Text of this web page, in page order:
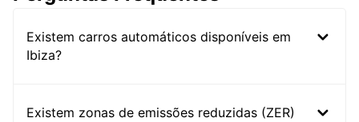
Existem carros automáticos disponíveis em
Ibiza?
Existem zonas de emissões reduzidas (ZER)